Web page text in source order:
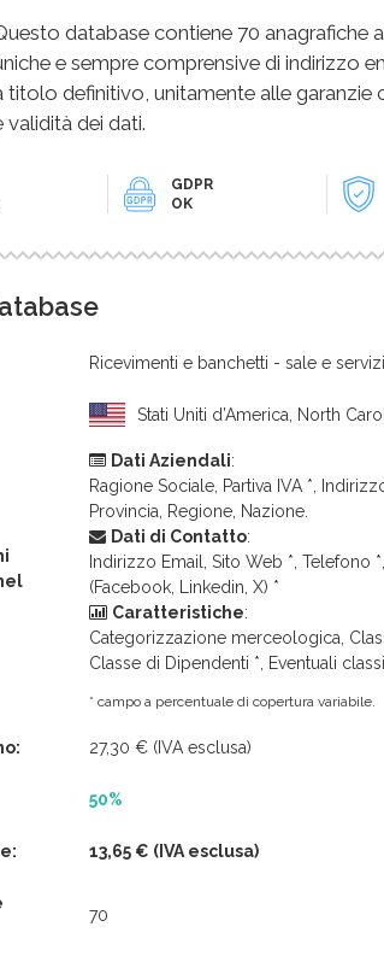
database contiene 70 anagrafiche
e sempre comprensive di indirizzo
titolo definitivo, unitamente alle garanzie
validità dei dati.
GDPR
OK
Ricevimenti e banchetti - sale e servizi
Stati Uniti d’America, North
Dati Aziendali:
Ragione Sociale, Partiva IVA *,
Provincia, Regione, Nazione.
Dati di Contatto:
Indirizzo Email, Sito Web *, Telefono
(Facebook, Linkedin, X) *
Caratteristiche:
Categorizzazione merceologica,
Classe di Dipendenti *, Eventuali
* campo a percentuale di copertura variabile.
27,30 € (IVA esclusa)
50%
13,65 € (IVA esclusa)
70